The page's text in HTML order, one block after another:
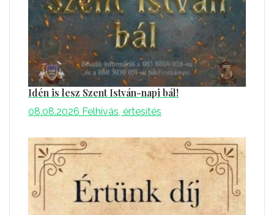
Idén is lesz Szent István-napi bál!
08.08.2026 Felhívás, értesítés